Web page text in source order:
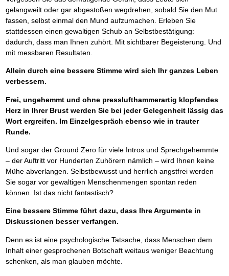
gelangweilt oder gar abgestoßen wegdrehen, sobald Sie den Mut
fassen, selbst einmal den Mund aufzumachen. Erleben Sie
stattdessen einen gewaltigen Schub an Selbstbestätigung:
dadurch, dass man Ihnen zuhört. Mit sichtbarer Begeisterung. Und
mit messbaren Resultaten.
Allein durch eine bessere Stimme wird sich Ihr ganzes Leben
verbessern.
Frei, ungehemmt und ohne presslufthammerartig klopfendes
Herz in Ihrer Brust werden Sie bei jeder Gelegenheit lässig das
Wort ergreifen. Im Einzelgespräch ebenso wie in trauter
Runde.
Und sogar der Ground Zero für viele Intros und Sprechgehemmte
– der Auftritt vor Hunderten Zuhörern nämlich – wird Ihnen keine
Mühe abverlangen. Selbstbewusst und herrlich angstfrei werden
Sie sogar vor gewaltigen Menschenmengen spontan reden
können. Ist das nicht fantastisch?
Eine bessere Stimme führt dazu, dass Ihre Argumente in
Diskussionen besser verfangen.
Denn es ist eine psychologische Tatsache, dass Menschen dem
Inhalt einer gesprochenen Botschaft weitaus weniger Beachtung
schenken, als man glauben möchte.